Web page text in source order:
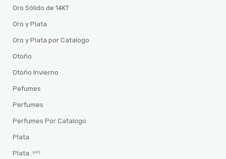
Oro Sólido de 14KT
Oro y Plata
Oro y Plata por Catalogo
Otoño
Otoño Invierno
Pefumes
Perfumes
Perfumes Por Catalogo
Plata
Plata .⁹²⁵